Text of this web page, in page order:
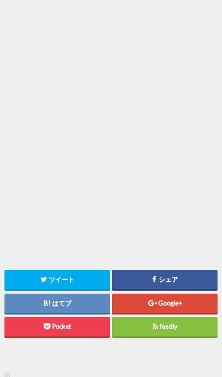
ツイート シェア
はてブ Google+
Pocket feedly